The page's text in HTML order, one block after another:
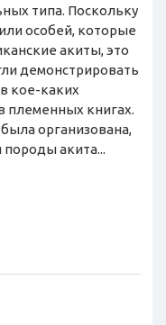
типа. Поскольку
особей, которые
акиты, это
демонстрировать
кое-каких
племенных книгах.
организована,
акита...